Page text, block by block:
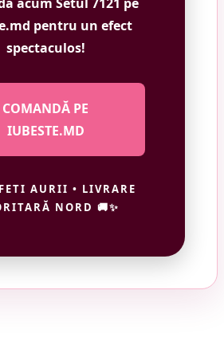
pentru un efect
spectaculos!
COMANDĂ PE
IUBESTE.MD
AURII • LIVRARE
NORD 🚚✨